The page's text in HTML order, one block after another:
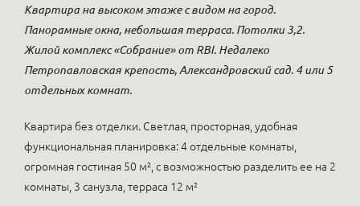
Квартира на высоком этаже с видом на город.
Панорамные окна, небольшая терраса. Потолки 3,2.
Жилой комплекс «Собрание» от RBI. Недалеко
Петропавловская крепость, Александровский сад. 4 или 5
отдельных комнат.
Квартира без отделки. Светлая, просторная, удобная
функциональная планировка: 4 отдельные комнаты,
огромная гостиная 50 м², с возможностью разделить ее на 2
комнаты, 3 санузла, терраса 12 м²